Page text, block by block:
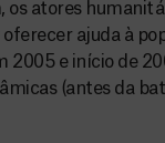
os atores
ajuda à
2005 e início de
(antes da